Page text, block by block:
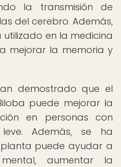
la transmisión de
del cerebro. Además,
utilizado en la medicina
mejorar la memoria y
demostrado que el
puede mejorar la
en personas con
Además, se ha
puede ayudar a
aumentar la